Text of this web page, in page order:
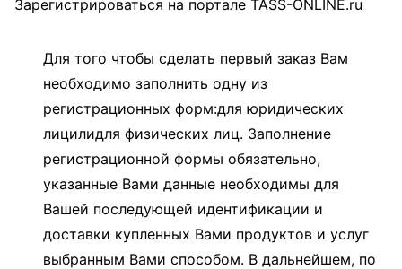
Зарегистрироваться на портале TASS-ONLINE.ru
Для того чтобы сделать первый заказ Вам
необходимо заполнить одну из
регистрационных форм:для юридических
лицилидля физических лиц. Заполнение
регистрационной формы обязательно,
указанные Вами данные необходимы для
Вашей последующей идентификации и
доставки купленных Вами продуктов и услуг
выбранным Вами способом. В дальнейшем, по